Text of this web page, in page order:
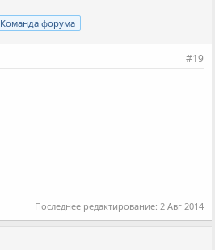
Команда форума
#19
Последнее редактирование: 2 Авг 2014